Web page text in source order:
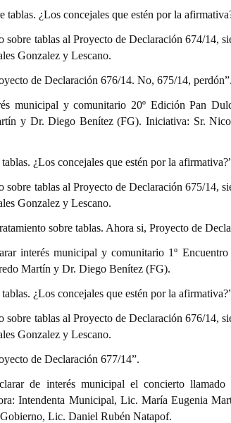
tablas. ¿Los concejales que estén por la
sobre tablas al Proyecto de Declaración 674/14,
Gonzalez y Lescano.
de Declaración 676/14. No, 675/14, perdón”.
municipal y comunitario 20º Edición Pan
y Dr. Diego Benítez (FG). Iniciativa: Sr.
¿Los concejales que estén por la
sobre tablas al Proyecto de Declaración 675/14,
Gonzalez y Lescano.
sobre tablas. Ahora si, Proyecto de
interés municipal y comunitario 1º
Martín y Dr. Diego Benítez (FG).
¿Los concejales que estén por la
sobre tablas al Proyecto de Declaración 676/14,
Gonzalez y Lescano.
de Declaración 677/14”.
de interés municipal el concierto
Intendenta Municipal, Lic. María Eugenia
Lic. Daniel Rubén Natapof.